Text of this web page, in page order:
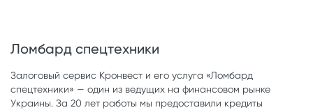
Ломбард спецтехники
Залоговый сервис Кронвест и его услуга «Ломбард
спецтехники» — один из ведущих на финансовом рынке
Украины. За 20 лет работы мы предоставили кредиты